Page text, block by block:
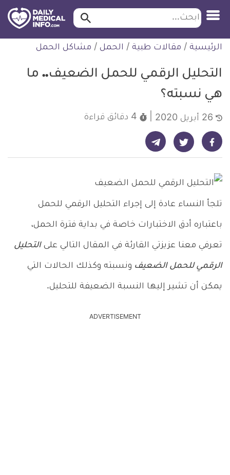
التخطي
للمحتوى
طبية
ابحث ابحث…
الرئيسية / مقالات طبية / الحمل / مشاكل الحمل
التحليل الرقمي للحمل الضعيف.. ما
هي نسبته؟
4 دقائق قراءة
شارك على فيسبوك - ديلي ميديكال انفو شارك على تويتر - ديلي ميديكال انفو شارك على تيليجرام - ديلي ميديكال انفو
تلجأ النساء عادة إلى إجراء التحليل الرقمي للحمل
باعتباره أدق الاختبارات خاصة في بداية فترة الحمل،
تعرفي معنا عزيزتي القارئة في المقال التالي علىالتحليل
الرقمي للحمل الضعيف ونسبته وكذلك الحالات التي
يمكن أن تشير إليها النسبة الضعيفة للتحليل.
ADVERTISEMENT